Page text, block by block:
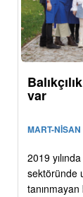
var
MART-
2019
sektöründe
tanınmayan